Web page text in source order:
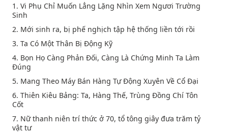
1. Vi Phụ Chỉ Muốn Lẳng Lặng Nhìn Xem Ngươi Trường
Sinh
2. Mới sinh ra, bị phế nghịch tập hệ thống liền tới rồi
3. Ta Có Một Thân Bị Động Kỹ
4. Bọn Họ Càng Phản Đối, Càng Là Chứng Minh Ta Làm
Đúng
5. Mang Theo Máy Bán Hàng Tự Động Xuyên Về Cổ Đại
6. Thiên Kiêu Bảng: Ta, Hàng Thế, Trùng Đồng Chí Tôn
Cốt
7. Nữ thanh niên trí thức ở 70, tổ tông giây đưa trăm tỷ
vật tư